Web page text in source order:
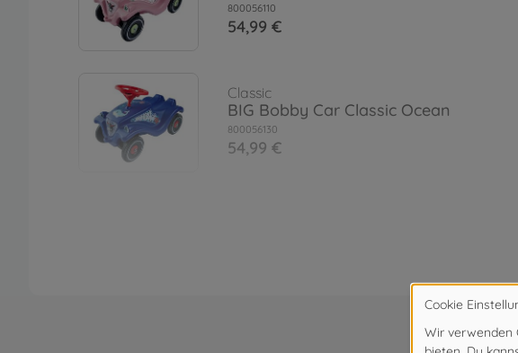
800056110
54,99 €
Classic
BIG Bobby Car Classic Ocean
800056130
54,99 €